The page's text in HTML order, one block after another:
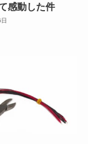
感動した件